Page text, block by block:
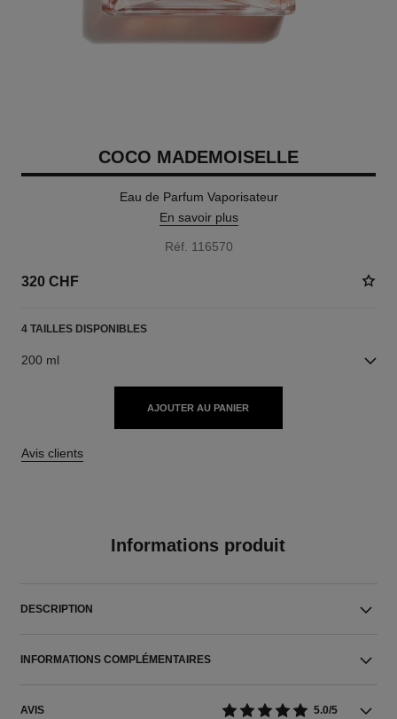
COCO MADEMOISELLE
Eau de Parfum Vaporisateur
En savoir plus
Réf. 116570
320 CHF
4 TAILLES DISPONIBLES
200 ml
AJOUTER AU PANIER
Avis clients
Informations produit
DESCRIPTION
INFORMATIONS COMPLÉMENTAIRES
AVIS 5.0/5